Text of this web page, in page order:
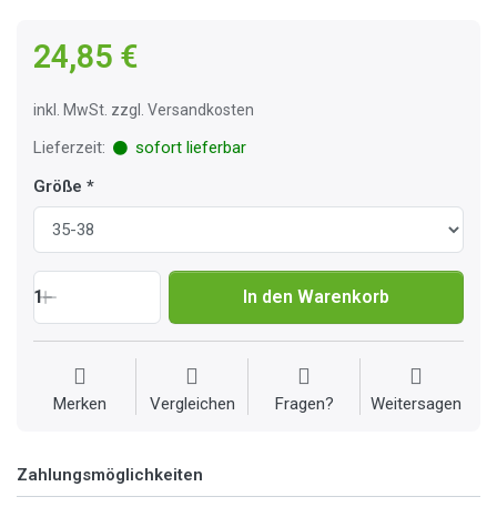
24,85 €
inkl. MwSt. zzgl. Versandkosten
Lieferzeit:
sofort lieferbar
Größe
1 In den Warenkorb
Merken Vergleichen Fragen? Weitersagen
Zahlungsmöglichkeiten